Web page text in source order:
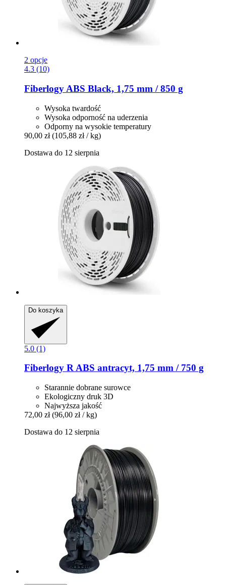
2 opcje
4.3 (10)
Fiberlogy ABS Black, 1,75 mm / 850 g
Wysoka twardość
Wysoka odporność na uderzenia
Odporny na wysokie temperatury
90,00 zł (105,88 zł / kg)
Dostawa do 12 sierpnia
Do koszyka
5.0 (1)
Fiberlogy R ABS antracyt, 1,75 mm / 750 g
Starannie dobrane surowce
Ekologiczny druk 3D
Najwyższa jakość
72,00 zł (96,00 zł / kg)
Dostawa do 12 sierpnia